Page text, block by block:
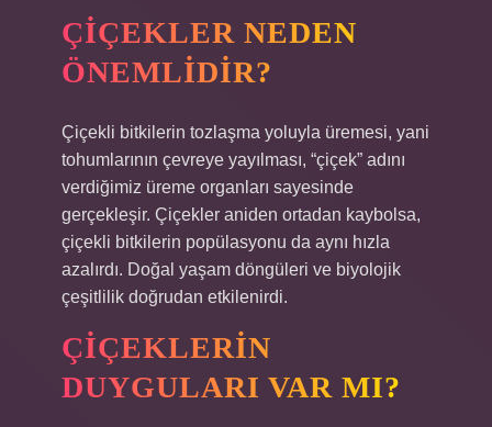
ÇIÇEKLER NEDEN
ÖNEMLIDIR?
Çiçekli bitkilerin tozlaşma yoluyla üremesi, yani
tohumlarının çevreye yayılması, “çiçek” adını
verdiğimiz üreme organları sayesinde
gerçekleşir. Çiçekler aniden ortadan kaybolsa,
çiçekli bitkilerin popülasyonu da aynı hızla
azalırdı. Doğal yaşam döngüleri ve biyolojik
çeşitlilik doğrudan etkilenirdi.
ÇIÇEKLERIN
DUYGULARI VAR MI?